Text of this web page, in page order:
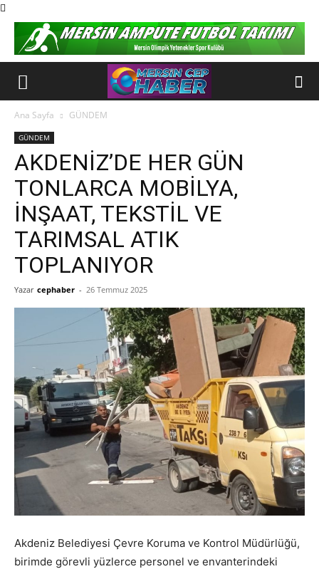
Ana Sayfa GÜNDEM
GÜNDEM
AKDENİZ’DE HER GÜN
TONLARCA MOBİLYA,
İNŞAAT, TEKSTİL VE
TARIMSAL ATIK
TOPLANIYOR
Yazar cephaber - 26 Temmuz 2025
Akdeniz Belediyesi Çevre Koruma ve Kontrol Müdürlüğü,
birimde görevli yüzlerce personel ve envanterindeki